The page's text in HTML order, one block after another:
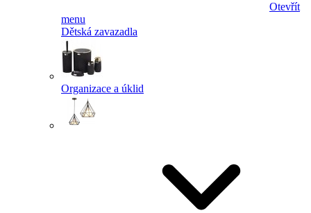
Otevřít
menu
Dětská zavazadla
Organizace a úklid